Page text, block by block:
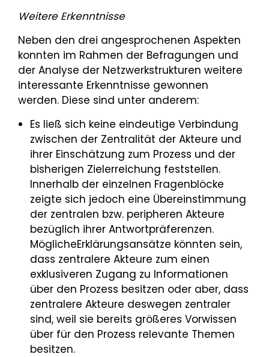
Weitere Erkenntnisse
Neben den drei angesprochenen Aspekten
konnten im Rahmen der Befragungen und
der Analyse der Netzwerkstrukturen weitere
interessante Erkenntnisse gewonnen
werden. Diese sind unter anderem:
Es ließ sich keine eindeutige Verbindung
zwischen der Zentralität der Akteure und
ihrer Einschätzung zum Prozess und der
bisherigen Zielerreichung feststellen.
Innerhalb der einzelnen Fragenblöcke
zeigte sich jedoch eine Übereinstimmung
der zentralen bzw. peripheren Akteure
bezüglich ihrer Antwortpräferenzen.
MöglicheErklärungsansätze könnten sein,
dass zentralere Akteure zum einen
exklusiveren Zugang zu Informationen
über den Prozess besitzen oder aber, dass
zentralere Akteure deswegen zentraler
sind, weil sie bereits größeres Vorwissen
über für den Prozess relevante Themen
besitzen.